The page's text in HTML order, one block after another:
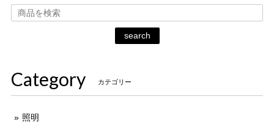
search
Category カテゴリー
照明